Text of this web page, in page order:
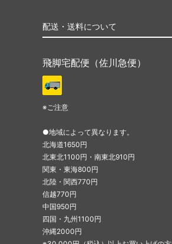
配送・送料について
飛脚宅配便（佐川急便）
※ご注意
●地域によって異なります。
北海道1650円
北東北1100円・南東北910円
関東・東海800円
北陸・関西770円
信越770円
中国950円
四国・九州1100円
沖縄2000円